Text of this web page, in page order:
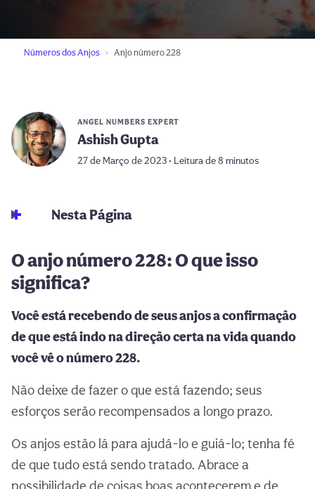
Números dos Anjos Anjo número 228
ANGEL NUMBERS EXPERT
Ashish Gupta
27 de Março de 2023 • Leitura de 8 minutos
Nesta Página
O anjo número 228: O que isso
significa?
Você está recebendo de seus anjos a confirmação
de que está indo na direção certa na vida quando
você vê o número 228.
Não deixe de fazer o que está fazendo; seus
esforços serão recompensados a longo prazo.
Os anjos estão lá para ajudá-lo e guiá-lo; tenha fé
de que tudo está sendo tratado. Abrace a
possibilidade de coisas boas acontecerem e de